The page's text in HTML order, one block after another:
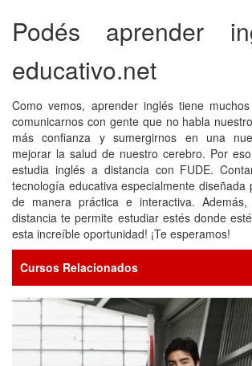
Podés aprender
educativo.net
Como vemos, aprender inglés tiene
comunicarnos con gente que no habla
más confianza y sumergirnos en una
mejorar la salud de nuestro cerebro. Por
estudia inglés a distancia con FUDE.
tecnología educativa especialmente diseñada
de manera práctica e interactiva.
distancia te permite estudiar estés donde
esta increíble oportunidad! ¡Te esperamos!
Cursos Relacionados